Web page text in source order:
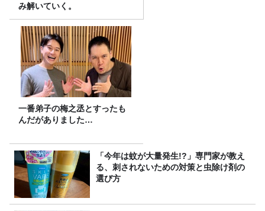
み解いていく。
一番弟子の梅之丞とすったも
んだがありました…
「今年は蚊が大量発生!?」専門家が教え
る、刺されないための対策と虫除け剤の
選び方